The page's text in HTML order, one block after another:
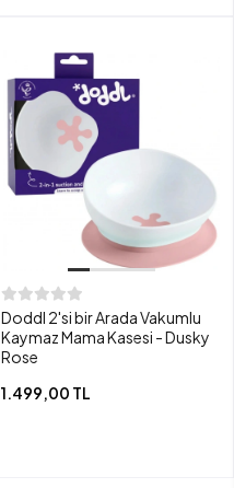
Doddl 2'si bir Arada Vakumlu
Kaymaz Mama Kasesi - Dusky
Rose
1.499,00 TL